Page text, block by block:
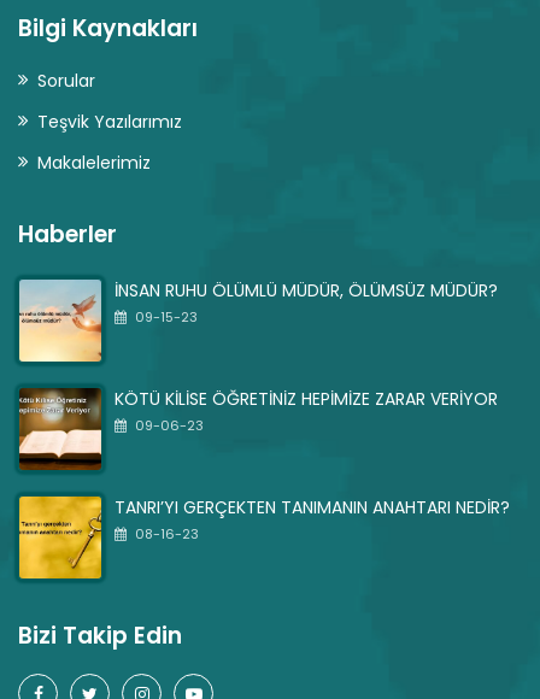
Bilgi Kaynakları
Sorular
Teşvik Yazılarımız
Makalelerimiz
Haberler
İNSAN RUHU ÖLÜMLÜ MÜDÜR, ÖLÜMSÜZ MÜDÜR?
09-15-23
KÖTÜ KİLİSE ÖĞRETİNİZ HEPİMİZE ZARAR VERİYOR
09-06-23
TANRI’YI GERÇEKTEN TANIMANIN ANAHTARI NEDİR?
08-16-23
Bizi Takip Edin